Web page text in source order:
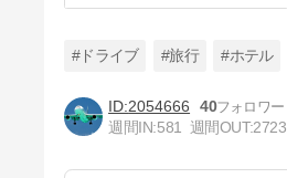
を食べた日（2026年8月）
#ドライブ #旅行 #ホテル
2054666
40
週間IN:581 週間OUT:2723